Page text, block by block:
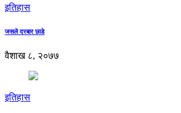
इतिहास
जसले दरबार छाडे
वैशाख ८, २०७७
इतिहास